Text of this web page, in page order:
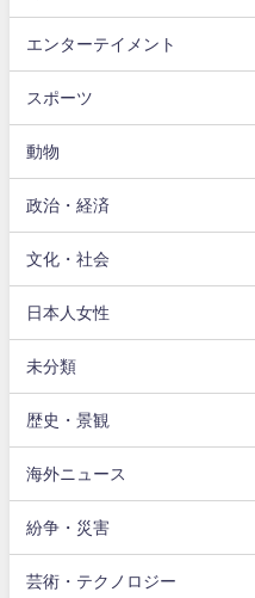
エンターテイメント
スポーツ
動物
政治・経済
文化・社会
日本人女性
未分類
歴史・景観
海外ニュース
紛争・災害
芸術・テクノロジー